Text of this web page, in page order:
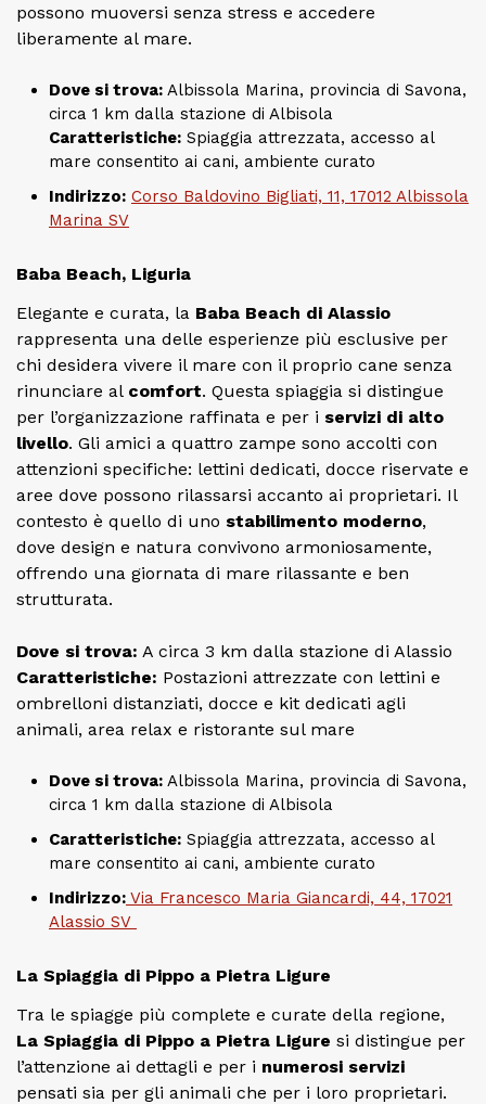
possono muoversi senza stress e accedere
liberamente al mare.
Dove si trova: Albissola Marina, provincia di Savona,
circa 1 km dalla stazione di Albisola
Caratteristiche: Spiaggia attrezzata, accesso al
mare consentito ai cani, ambiente curato
Indirizzo: Corso Baldovino Bigliati, 11, 17012 Albissola
Marina SV
Baba Beach, Liguria
Elegante e curata, la Baba Beach di Alassio
rappresenta una delle esperienze più esclusive per
chi desidera vivere il mare con il proprio cane senza
rinunciare al comfort. Questa spiaggia si distingue
per l’organizzazione raffinata e per i servizi di alto
livello. Gli amici a quattro zampe sono accolti con
attenzioni specifiche: lettini dedicati, docce riservate e
aree dove possono rilassarsi accanto ai proprietari. Il
contesto è quello di uno stabilimento moderno,
dove design e natura convivono armoniosamente,
offrendo una giornata di mare rilassante e ben
strutturata.
Dove si trova: A circa 3 km dalla stazione di Alassio
Caratteristiche: Postazioni attrezzate con lettini e
ombrelloni distanziati, docce e kit dedicati agli
animali, area relax e ristorante sul mare
Dove si trova: Albissola Marina, provincia di Savona,
circa 1 km dalla stazione di Albisola
Caratteristiche: Spiaggia attrezzata, accesso al
mare consentito ai cani, ambiente curato
Indirizzo: Via Francesco Maria Giancardi, 44, 17021
Alassio SV
La Spiaggia di Pippo a Pietra Ligure
Tra le spiagge più complete e curate della regione,
La Spiaggia di Pippo a Pietra Ligure si distingue per
l’attenzione ai dettagli e per i numerosi servizi
pensati sia per gli animali che per i loro proprietari.